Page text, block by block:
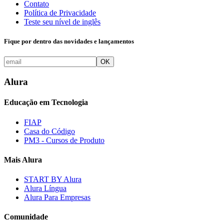
Contato
Política de Privacidade
Teste seu nível de inglês
Fique por dentro das novidades e lançamentos
OK
Alura
Educação em Tecnologia
FIAP
Casa do Código
PM3 - Cursos de Produto
Mais Alura
START BY Alura
Alura Língua
Alura Para Empresas
Comunidade